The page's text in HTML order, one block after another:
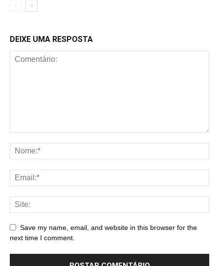
DEIXE UMA RESPOSTA
Save my name, email, and website in this browser for the
next time I comment.